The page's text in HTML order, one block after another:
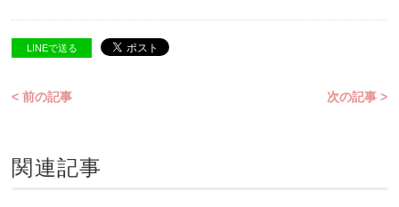
LINEで送る
< 前の記事 次の記事 >
関連記事